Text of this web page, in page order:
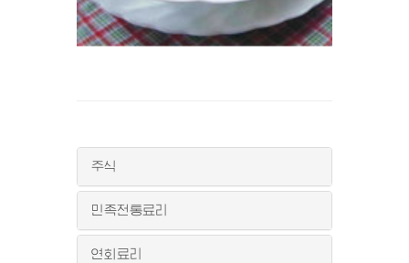
주식
민족전통료리
연회료리